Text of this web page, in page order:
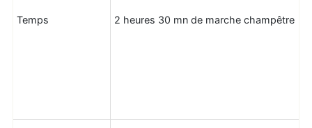
Temps 2 heures 30 mn de marche champêtre